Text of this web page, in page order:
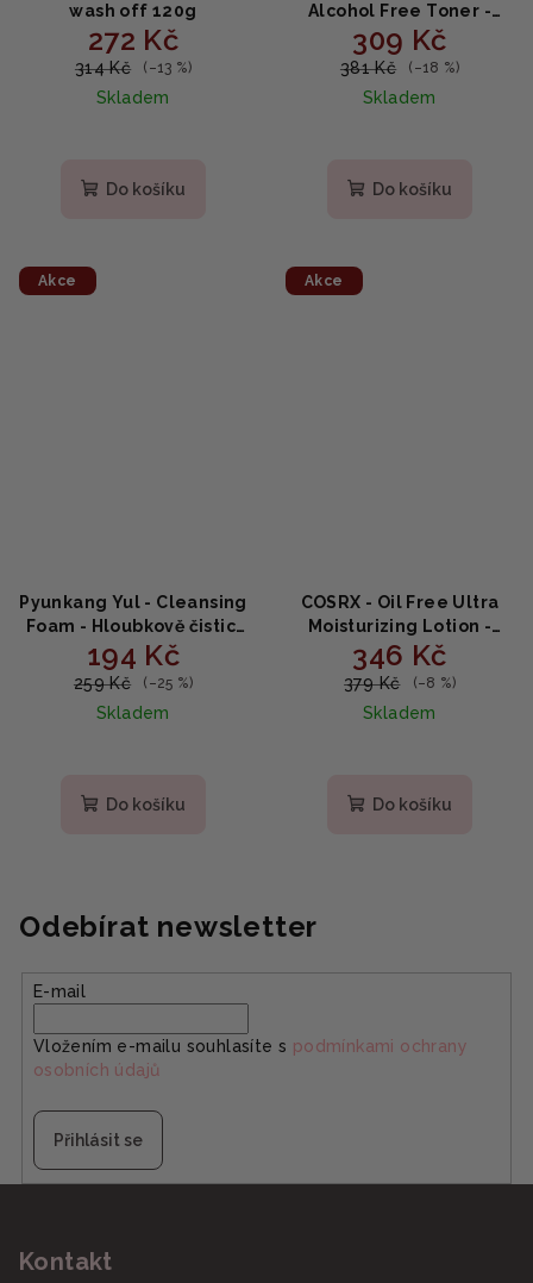
wash off 120g
272 Kč
314 Kč (–13 %)
Skladem
Do košíku
Alcohol Free Toner -
tonikum s extraktem z
květů pupečníku
asijského bez alkoholu
150ml
309 Kč
381 Kč (–18 %)
Skladem
Do košíku
Akce
Pyunkang Yul - Cleansing
Foam - Hloubkově čisticí
pěna na rozšířené póry
150ml
194 Kč
259 Kč (–25 %)
Skladem
Do košíku
Akce
COSRX - Oil Free Ultra
Moisturizing Lotion -
Hydratační krém bez
oleje 100ml
346 Kč
379 Kč (–8 %)
Skladem
Do košíku
Odebírat newsletter
E-mail
Vložením e-mailu souhlasíte s podmínkami ochrany
osobních údajů
Přihlásit se
Kontakt